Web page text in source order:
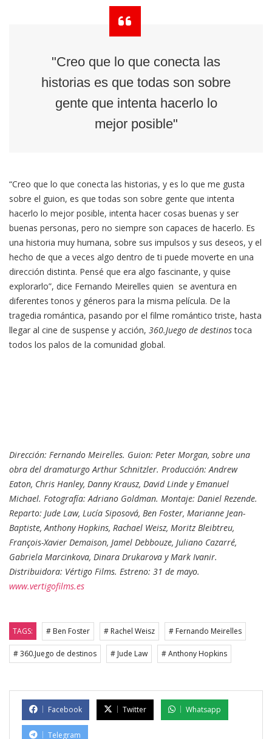
"Creo que lo que conecta las
historias es que todas son sobre
gente que intenta hacerlo lo
mejor posible"
“Creo que lo que conecta las historias, y es lo que me gusta
sobre el guion, es que todas son sobre gente que intenta
hacerlo lo mejor posible, intenta hacer cosas buenas y ser
buenas personas, pero no siempre son capaces de hacerlo. Es
una historia muy humana, sobre sus impulsos y sus deseos, y el
hecho de que a veces algo dentro de ti puede moverte en una
dirección distinta. Pensé que era algo fascinante, y quise
explorarlo”, dice Fernando Meirelles quien se aventura en
diferentes tonos y géneros para la misma película. De la
tragedia romántica, pasando por el filme romántico triste, hasta
llegar al cine de suspense y acción, 360.Juego de destinostoca
todos los palos de la comunidad global.
Dirección: Fernando Meirelles. Guion: Peter Morgan, sobre una
obra del dramaturgo Arthur Schnitzler. Producción: Andrew
Eaton, Chris Hanley, Danny Krausz, David Linde y Emanuel
Michael. Fotografía: Adriano Goldman. Montaje: Daniel Rezende.
Reparto: Jude Law, Lucía Siposová, Ben Foster, Marianne Jean-
Baptiste, Anthony Hopkins, Rachael Weisz, Moritz Bleibtreu,
François-Xavier Demaison, Jamel Debbouze, Juliano Cazarré,
Gabriela Marcinkova, Dinara Drukarova y Mark Ivanir.
Distribuidora: Vértigo Films. Estreno: 31 de mayo.
www.vertigofilms.es
TAGS: # Ben Foster # Rachel Weisz # Fernando Meirelles
# 360.Juego de destinos # Jude Law # Anthony Hopkins
Facebook Twitter Whatsapp
Telegram